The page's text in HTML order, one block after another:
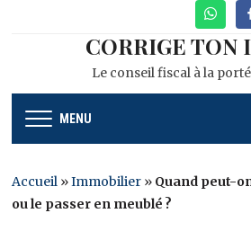
CORRIGE TON
Le conseil fiscal à la
MENU
Accueil »Immobilier » Quand peut-
ou le passer en meublé ?